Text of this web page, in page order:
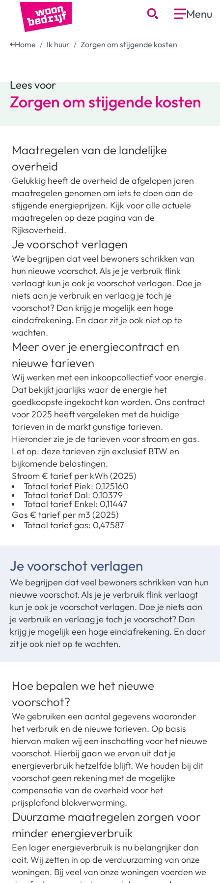
Menu
Home Ik huur Zorgen om stijgende kosten
Lees voor
Zorgen om stijgende kosten
Maatregelen van de landelijke
overheid
Gelukkig heeft de overheid de afgelopen jaren
maatregelen genomen om iets te doen aan de
stijgende energieprijzen. Kijk voor alle actuele
maatregelen op deze pagina van de
Rijksoverheid.
Je voorschot verlagen
We begrijpen dat veel bewoners schrikken van
hun nieuwe voorschot. Als je je verbruik flink
verlaagt kun je ook je voorschot verlagen. Doe je
niets aan je verbruik en verlaag je toch je
voorschot? Dan krijg je mogelijk een hoge
eindafrekening. En daar zit je ook niet op te
wachten.
Meer over je energiecontract en
nieuwe tarieven
Wij werken met een inkoopcollectief voor energie.
Dat bekijkt jaarlijks waar de energie het
goedkoopste ingekocht kan worden. Ons contract
voor 2025 heeft vergeleken met de huidige
tarieven in de markt gunstige tarieven.
Hieronder zie je de tarieven voor stroom en gas.
Let op: deze tarieven zijn exclusief BTW en
bijkomende belastingen.
Stroom € tarief per kWh (2025)
Totaal tarief Piek: 0,125160
Totaal tarief Dal: 0,10379
Totaal tarief Enkel: 0,11447
Gas € tarief per m3 (2025)
Totaal tarief gas: 0,47587
Je voorschot verlagen
We begrijpen dat veel bewoners schrikken van hun
nieuwe voorschot. Als je je verbruik flink verlaagt
kun je ook je voorschot verlagen. Doe je niets aan
je verbruik en verlaag je toch je voorschot? Dan
krijg je mogelijk een hoge eindafrekening. En daar
zit je ook niet op te wachten.
Hoe bepalen we het nieuwe
voorschot?
We gebruiken een aantal gegevens waaronder
het verbruik en de nieuwe tarieven. Op basis
hiervan maken wij een inschatting voor het nieuwe
voorschot. Hierbij gaan we ervan uit dat je
energieverbruik hetzelfde blijft. We houden bij dit
voorschot geen rekening met de mogelijke
compensatie van de overheid voor het
prijsplafond blokverwarming.
Duurzame maatregelen zorgen voor
minder energieverbruik
Een lager energieverbruik is nu belangrijker dan
ooit. Wij zetten in op de verduurzaming van onze
woningen. Bij veel van onze woningen voerden we